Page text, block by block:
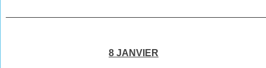
8 JANVIER